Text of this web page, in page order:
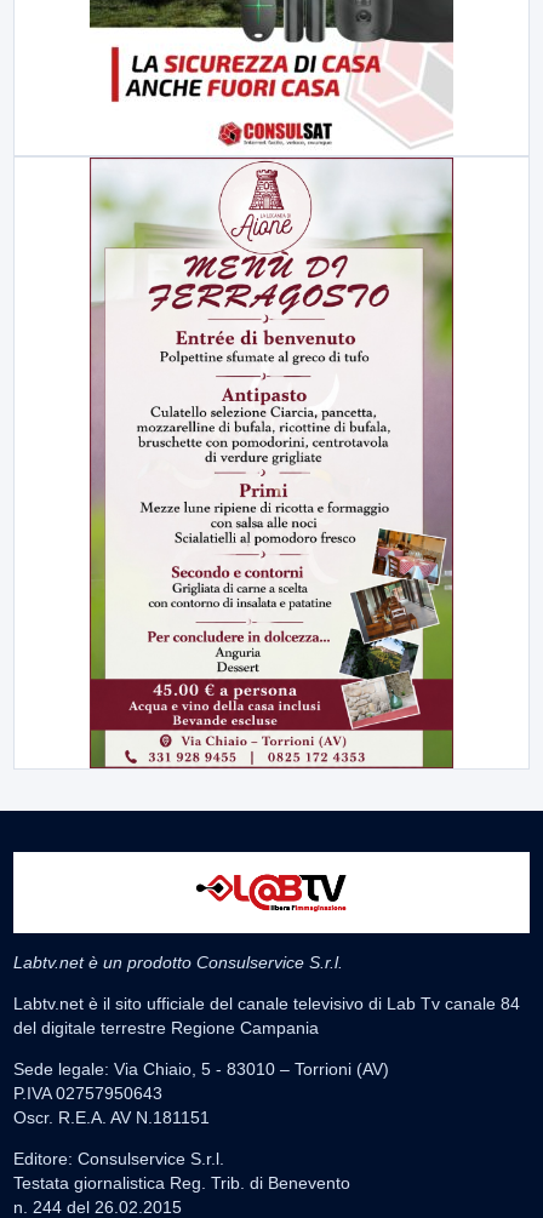
Labtv.net è un prodotto Consulservice S.r.l.
Labtv.net è il sito ufficiale del canale televisivo di Lab Tv canale 84
del digitale terrestre Regione Campania
Sede legale: Via Chiaio, 5 - 83010 – Torrioni (AV)
P.IVA 02757950643
Oscr. R.E.A. AV N.181151
Editore: Consulservice S.r.l.
Testata giornalistica Reg. Trib. di Benevento
n. 244 del 26.02.2015